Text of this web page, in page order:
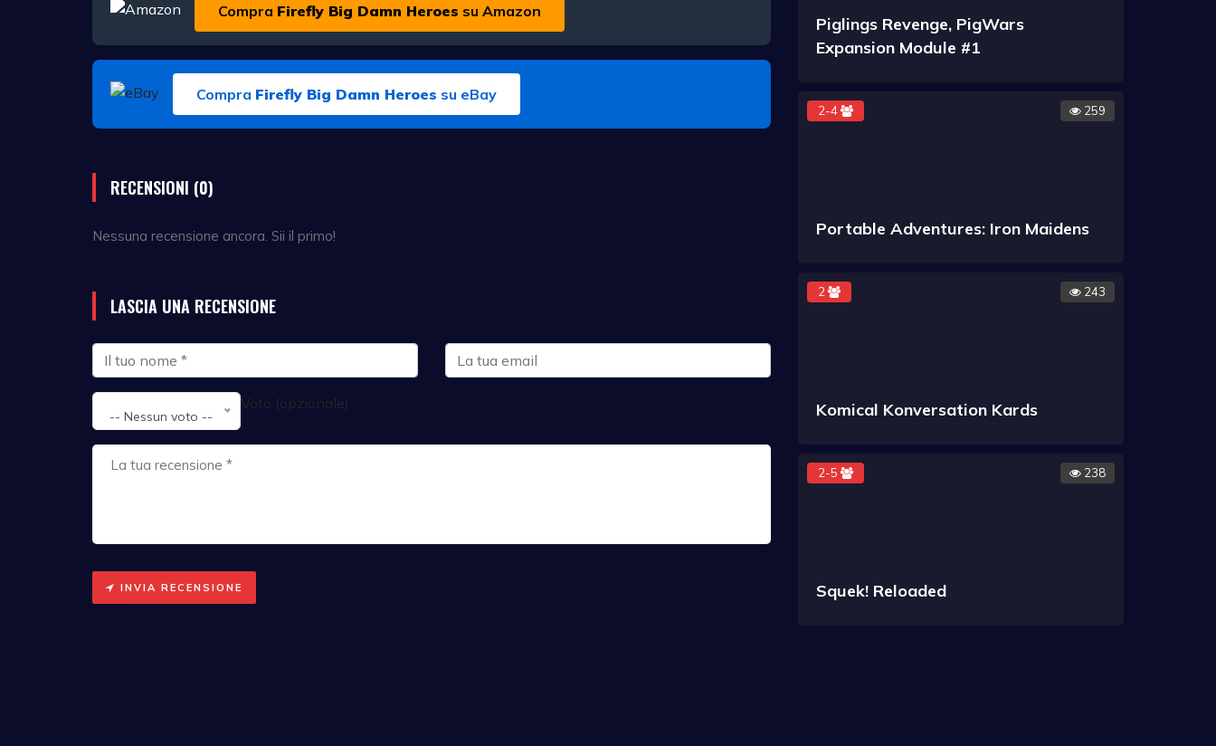
Compra Firefly Big Damn Heroes su Amazon
Compra Firefly Big Damn Heroes su eBay
RECENSIONI (0)
Nessuna recensione ancora. Sii il primo!
LASCIA UNA RECENSIONE
Voto (opzionale):
-- Nessun voto --
INVIA RECENSIONE
Piglings Revenge, PigWars
Expansion Module #1
2-4 259
Portable Adventures: Iron Maidens
2 243
Komical Konversation Kards
2-5 238
Squek! Reloaded